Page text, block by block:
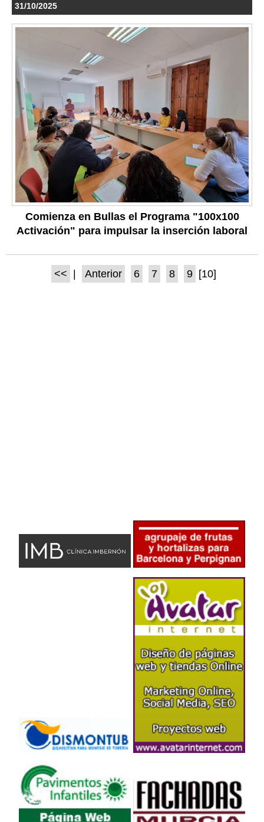
31/10/2025
Comienza en Bullas el Programa "100x100
Activación" para impulsar la inserción laboral
<< | Anterior 6 7 8 9 [10]